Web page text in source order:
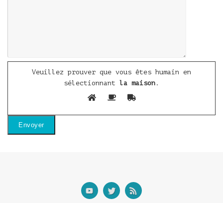
Veuillez prouver que vous êtes humain en
sélectionnant la maison .